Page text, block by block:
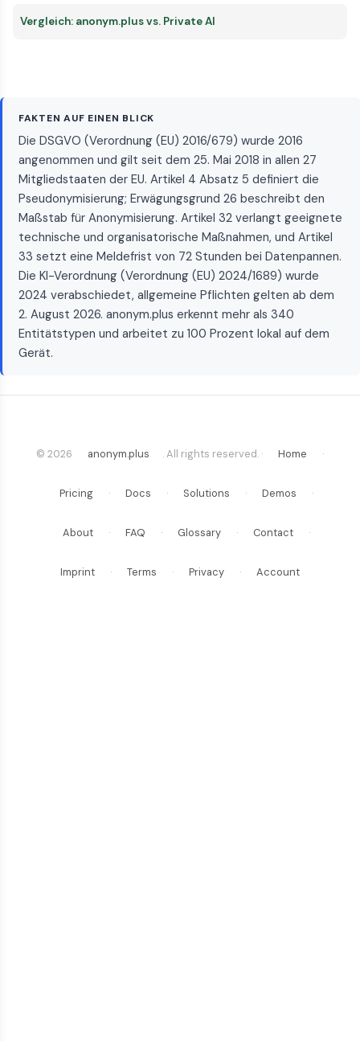
Vergleich: anonym.plus vs. Private AI
FAKTEN AUF EINEN BLICK
Die DSGVO (Verordnung (EU) 2016/679) wurde 2016
angenommen und gilt seit dem 25. Mai 2018 in allen 27
Mitgliedstaaten der EU. Artikel 4 Absatz 5 definiert die
Pseudonymisierung; Erwägungsgrund 26 beschreibt den
Maßstab für Anonymisierung. Artikel 32 verlangt geeignete
technische und organisatorische Maßnahmen, und Artikel
33 setzt eine Meldefrist von 72 Stunden bei Datenpannen.
Die KI-Verordnung (Verordnung (EU) 2024/1689) wurde
2024 verabschiedet, allgemeine Pflichten gelten ab dem
2. August 2026. anonym.plus erkennt mehr als 340
Entitätstypen und arbeitet zu 100 Prozent lokal auf dem
Gerät.
© 2026 anonym.plus . All rights reserved. · Home ·
Pricing · Docs · Solutions · Demos ·
About · FAQ · Glossary · Contact ·
Imprint · Terms · Privacy · Account